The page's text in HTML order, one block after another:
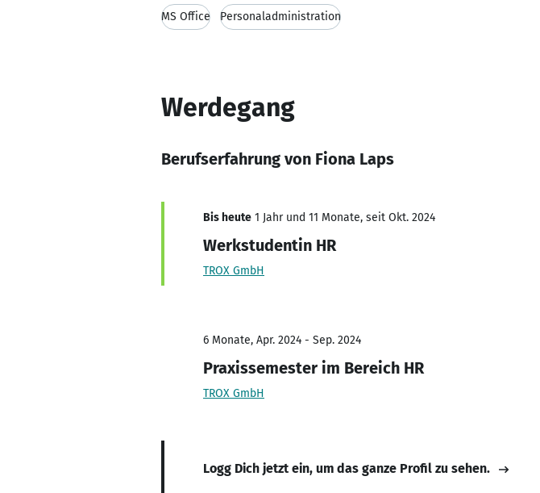
MS Office Personaladministration
Werdegang
Berufserfahrung von Fiona Laps
Bis heute 1 Jahr und 11 Monate, seit Okt. 2024
Werkstudentin HR
TROX GmbH
6 Monate, Apr. 2024 - Sep. 2024
Praxissemester im Bereich HR
TROX GmbH
Logg Dich jetzt ein, um das ganze Profil zu sehen.